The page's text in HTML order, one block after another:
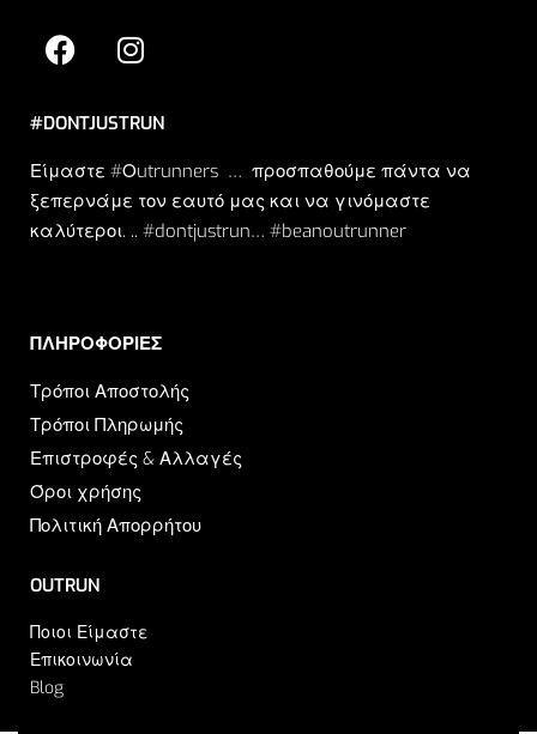
#DONTJUSTRUN
Είμαστε #Οutrunners … προσπαθούμε πάντα να
ξεπερνάμε τον εαυτό μας και να γινόμαστε
καλύτεροι. .. #dontjustrun… #beanoutrunner
ΠΛΗΡΟΦΟΡΙΕΣ​
Τρόποι Αποστολής
Τρόποι Πληρωμής
Επιστροφές & Αλλαγές
Όροι χρήσης
Πολιτική Απορρήτου
OUTRUN
Ποιοι Είμαστε
Επικοινωνία
Blog